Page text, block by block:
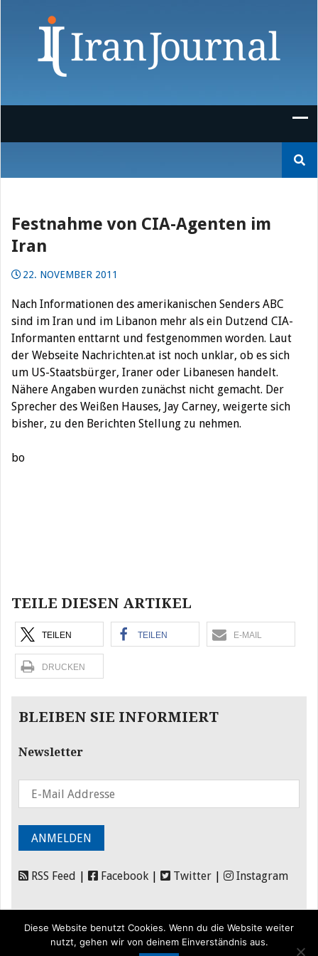
nach:
Festnahme von CIA-Agenten im
Iran
22. NOVEMBER 2011
Nach Informationen des amerikanischen Senders ABC
sind im Iran und im Libanon mehr als ein Dutzend CIA-
Informanten enttarnt und festgenommen worden. Laut
der Webseite Nachrichten.at ist noch unklar, ob es sich
um US-Staatsbürger, Iraner oder Libanesen handelt.
Nähere Angaben wurden zunächst nicht gemacht. Der
Sprecher des Weißen Hauses, Jay Carney, weigerte sich
bisher, zu den Berichten Stellung zu nehmen.
bo
TEILE DIESEN ARTIKEL
TEILEN TEILEN E-MAIL
DRUCKEN
BLEIBEN SIE INFORMIERT
Newsletter
RSS Feed Facebook Twitter Instagram
Diese Website benutzt Cookies. Wenn du die Website weiter
nutzt, gehen wir von deinem Einverständnis aus.